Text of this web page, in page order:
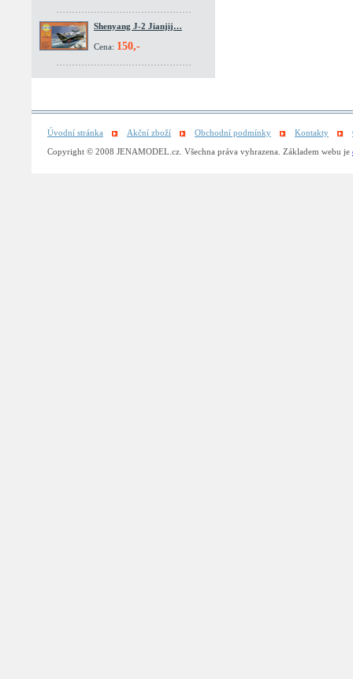
Shenyang J-2 Jianjij…
Cena: 150,-
Úvodní stránka Akční zboží Obchodní podmínky Kontakty
Copyright © 2008 JENAMODEL.cz. Všechna práva vyhrazena. Základem webu je